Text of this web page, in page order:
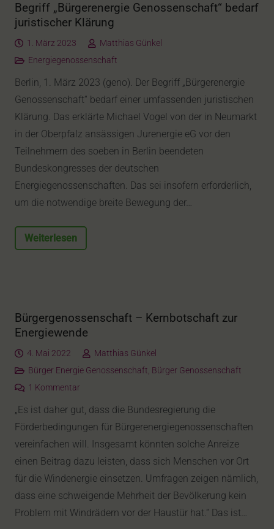
Begriff „Bürgerenergie Genossenschaft“ bedarf
juristischer Klärung
1. März 2023
Matthias Günkel
Energiegenossenschaft
Berlin, 1. März 2023 (geno). Der Begriff „Bürgerenergie
Genossenschaft“ bedarf einer umfassenden juristischen
Klärung. Das erklärte Michael Vogel von der in Neumarkt
in der Oberpfalz ansässigen Jurenergie eG vor den
Teilnehmern des soeben in Berlin beendeten
Bundeskongresses der deutschen
Energiegenossenschaften. Das sei insofern erforderlich,
um die notwendige breite Bewegung der…
Weiterlesen
Bürgergenossenschaft – Kernbotschaft zur
Energiewende
4. Mai 2022
Matthias Günkel
Bürger Energie Genossenschaft, Bürger Genossenschaft
1 Kommentar
„Es ist daher gut, dass die Bundesregierung die
Förderbedingungen für Bürgerenergiegenossenschaften
vereinfachen will. Insgesamt könnten solche Anreize
einen Beitrag dazu leisten, dass sich Menschen vor Ort
für die Windenergie einsetzen. Umfragen zeigen nämlich,
dass eine schweigende Mehrheit der Bevölkerung kein
Problem mit Windrädern vor der Haustür hat.“ Das ist…